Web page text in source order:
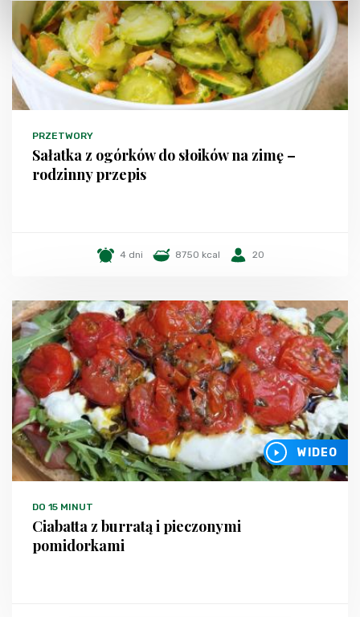
PRZETWORY
Sałatka z ogórków do słoików na zimę –
rodzinny przepis
4 dni 8750 kcal 20
WIDEO
DO 15 MINUT
Ciabatta z burratą i pieczonymi
pomidorkami